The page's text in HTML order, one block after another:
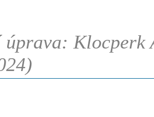
úprava: Klocperk